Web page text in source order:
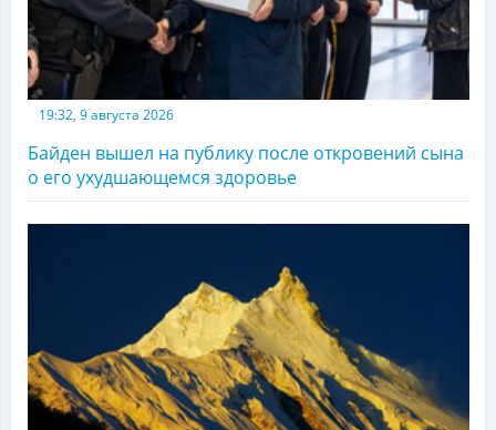
19:32, 9 августа 2026
Байден вышел на публику после откровений сына
о его ухудшающемся здоровье